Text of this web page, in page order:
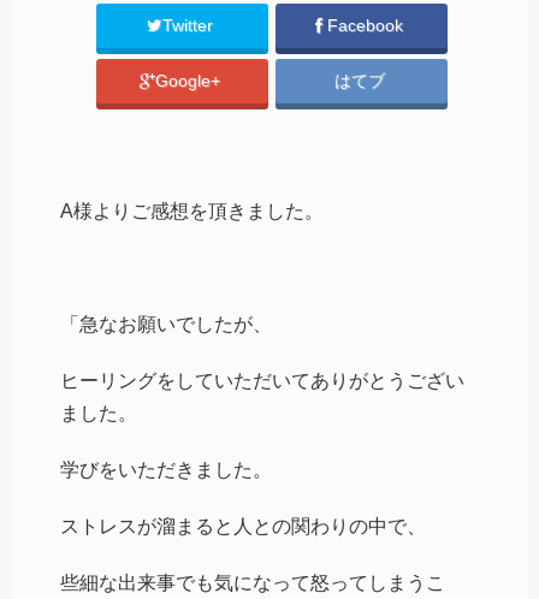
Twitter Facebook
Google+ はてブ
A様よりご感想を頂きました。
「急なお願いでしたが、
ヒーリングをしていただいてありがとうござい
ました。
学びをいただきました。
ストレスが溜まると人との関わりの中で、
些細な出来事でも気になって怒ってしまうこ